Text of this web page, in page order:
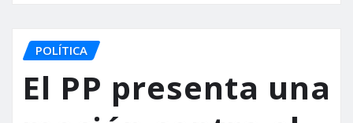
POLÍTICA
El PP presenta una